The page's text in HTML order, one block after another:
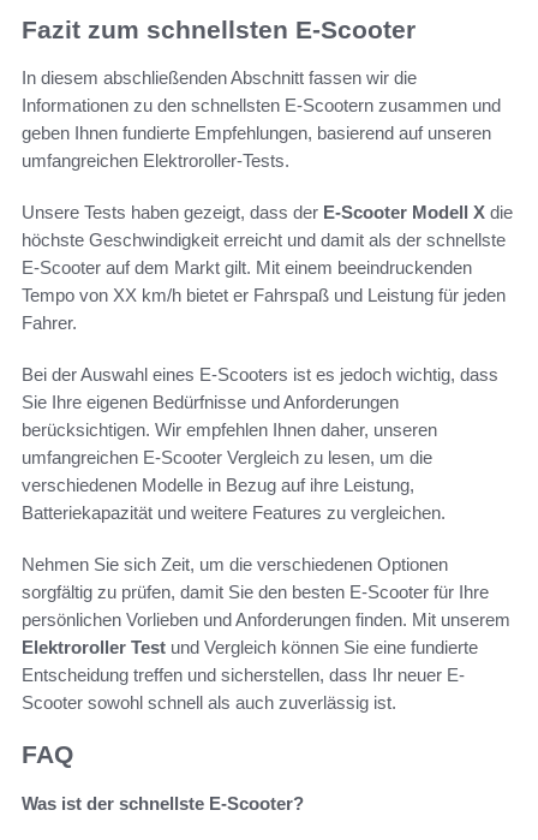
Fazit zum schnellsten E-Scooter
In diesem abschließenden Abschnitt fassen wir die
Informationen zu den schnellsten E-Scootern zusammen und
geben Ihnen fundierte Empfehlungen, basierend auf unseren
umfangreichen Elektroroller-Tests.
Unsere Tests haben gezeigt, dass der E-Scooter Modell X die
höchste Geschwindigkeit erreicht und damit als der schnellste
E-Scooter auf dem Markt gilt. Mit einem beeindruckenden
Tempo von XX km/h bietet er Fahrspaß und Leistung für jeden
Fahrer.
Bei der Auswahl eines E-Scooters ist es jedoch wichtig, dass
Sie Ihre eigenen Bedürfnisse und Anforderungen
berücksichtigen. Wir empfehlen Ihnen daher, unseren
umfangreichen E-Scooter Vergleich zu lesen, um die
verschiedenen Modelle in Bezug auf ihre Leistung,
Batteriekapazität und weitere Features zu vergleichen.
Nehmen Sie sich Zeit, um die verschiedenen Optionen
sorgfältig zu prüfen, damit Sie den besten E-Scooter für Ihre
persönlichen Vorlieben und Anforderungen finden. Mit unserem
Elektroroller Test und Vergleich können Sie eine fundierte
Entscheidung treffen und sicherstellen, dass Ihr neuer E-
Scooter sowohl schnell als auch zuverlässig ist.
FAQ
Was ist der schnellste E-Scooter?